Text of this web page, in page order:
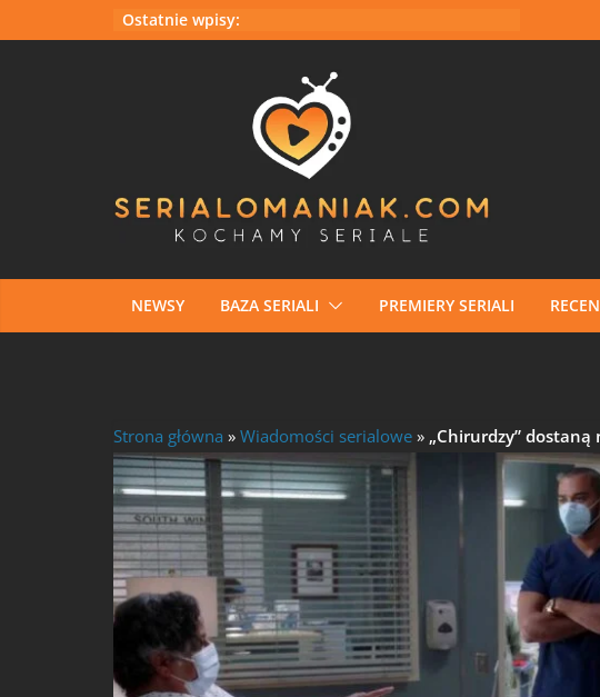
do
Ostatnie wpisy:
NEWSY BAZA SERIALI PREMIERY SERIALI
Strona główna » Wiadomości serialowe » „Chirurdzy” dostaną